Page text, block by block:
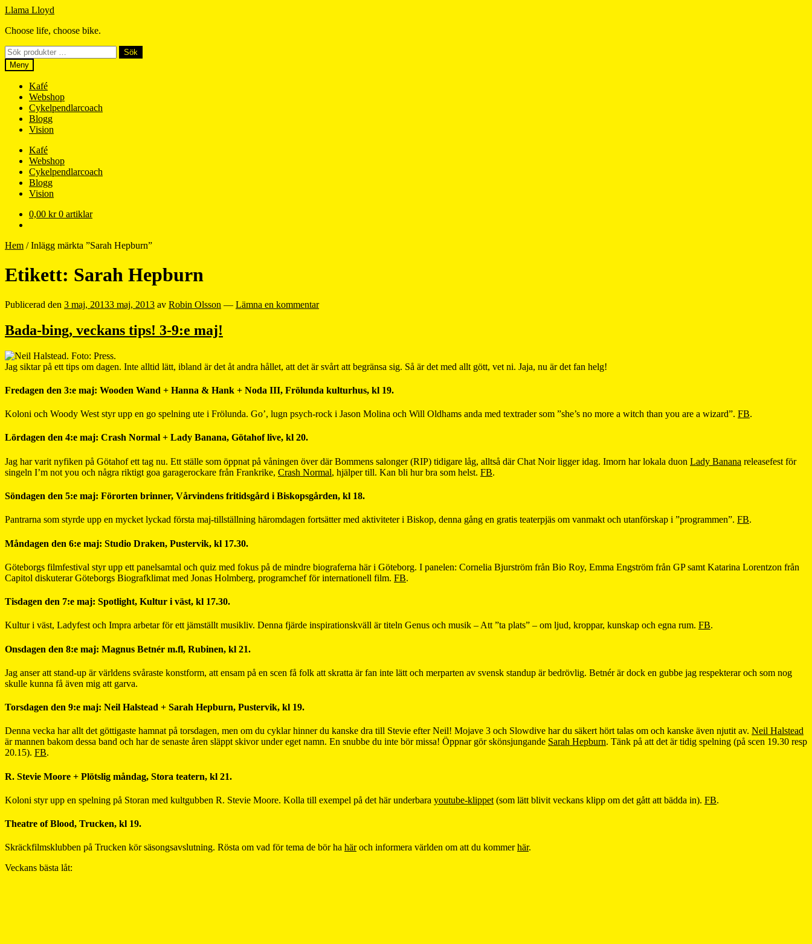
Hoppa
navigering
Hoppa
innehåll
Llama Lloyd
Choose life, choose bike.
Sök
efter:
Sök
Meny
Kafé
Webshop
Cykelpendlarcoach
Blogg
Vision
Kafé
Webshop
Cykelpendlarcoach
Blogg
Vision
0,00 kr 0 artiklar
Hem /Inlägg märkta ”Sarah Hepburn”
Etikett: Sarah Hepburn
Publicerad den 3 maj, 20133 maj, 2013 av Robin Olsson — Lämna en kommentar
Bada-bing, veckans tips! 3-9:e maj!
Jag siktar på ett tips om dagen. Inte alltid lätt, ibland är det åt andra hållet, att det är svårt att begränsa sig. Så är det med allt gött, vet ni. Jaja, nu är det fan helg!
Fredagen den 3:e maj: Wooden Wand + Hanna & Hank + Noda III, Frölunda kulturhus, kl 19.
Koloni och Woody West styr upp en go spelning ute i Frölunda. Go’, lugn psych-rock i Jason Molina och Will Oldhams anda med textrader som ”she’s no more a witch than you are a wizard”. FB.
Lördagen den 4:e maj: Crash Normal + Lady Banana, Götahof live, kl 20.
Jag har varit nyfiken på Götahof ett tag nu. Ett ställe som öppnat på våningen över där Bommens salonger (RIP) tidigare låg, alltså där Chat Noir ligger idag. Imorn har lokala duon Lady Banana releasefest för
singeln I’m not you och några riktigt goa garagerockare från Frankrike, Crash Normal, hjälper till. Kan bli hur bra som helst. FB.
Söndagen den 5:e maj: Förorten brinner, Vårvindens fritidsgård i Biskopsgården, kl 18.
Pantrarna som styrde upp en mycket lyckad första maj-tillställning häromdagen fortsätter med aktiviteter i Biskop, denna gång en gratis teaterpjäs om vanmakt och utanförskap i ”programmen”. FB.
Måndagen den 6:e maj: Studio Draken, Pustervik, kl 17.30.
Göteborgs filmfestival styr upp ett panelsamtal och quiz med fokus på de mindre biograferna här i Göteborg. I panelen: Cornelia Bjurström från Bio Roy, Emma Engström från GP samt Katarina Lorentzon från
Capitol diskuterar Göteborgs Biografklimat med Jonas Holmberg, programchef för internationell film. FB.
Tisdagen den 7:e maj: Spotlight, Kultur i väst, kl 17.30.
Kultur i väst, Ladyfest och Impra arbetar för ett jämställt musikliv. Denna fjärde inspirationskväll är titeln Genus och musik – Att ”ta plats” – om ljud, kroppar, kunskap och egna rum. FB.
Onsdagen den 8:e maj: Magnus Betnér m.fl, Rubinen, kl 21.
Jag anser att stand-up är världens svåraste konstform, att ensam på en scen få folk att skratta är fan inte lätt och merparten av svensk standup är bedrövlig. Betnér är dock en gubbe jag respekterar och som nog
skulle kunna få även mig att garva.
Torsdagen den 9:e maj: Neil Halstead + Sarah Hepburn, Pustervik, kl 19.
Denna vecka har allt det göttigaste hamnat på torsdagen, men om du cyklar hinner du kanske dra till Stevie efter Neil! Mojave 3 och Slowdive har du säkert hört talas om och kanske även njutit av. Neil Halstead
är mannen bakom dessa band och har de senaste åren släppt skivor under eget namn. En snubbe du inte bör missa! Öppnar gör skönsjungande Sarah Hepburn. Tänk på att det är tidig spelning (på scen 19.30 resp
20.15). FB.
R. Stevie Moore + Plötslig måndag, Stora teatern, kl 21.
Koloni styr upp en spelning på Storan med kultgubben R. Stevie Moore. Kolla till exempel på det här underbara youtube-klippet (som lätt blivit veckans klipp om det gått att bädda in). FB.
Theatre of Blood, Trucken, kl 19.
Skräckfilmsklubben på Trucken kör säsongsavslutning. Rösta om vad för tema de bör ha häroch informera världen om att du kommerhär.
Veckans bästa låt: